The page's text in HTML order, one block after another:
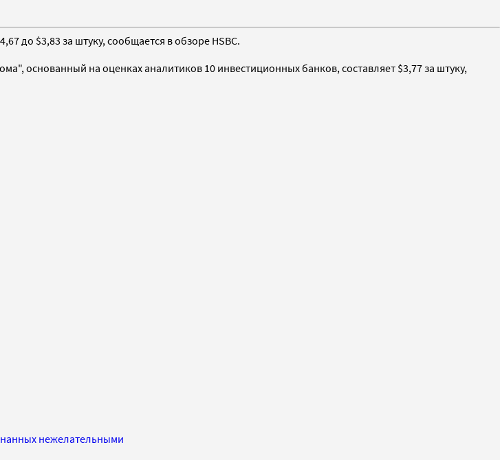
до $3,83 за штуку, сообщается в обзоре HSBC.
основанный на оценках аналитиков 10 инвестиционных банков, составляет $3,77 за штуку,
нежелательными